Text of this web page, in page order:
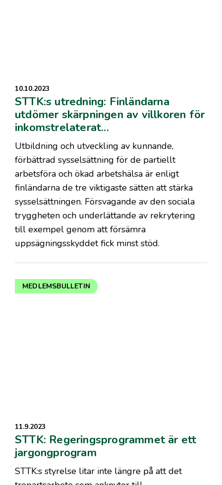
10.10.2023
STTK:s utredning: Finländarna
utdömer skärpningen av villkoren för
inkomstrelaterat...
Utbildning och utveckling av kunnande,
förbättrad sysselsättning för de partiellt
arbetsföra och ökad arbetshälsa är enligt
finländarna de tre viktigaste sätten att stärka
sysselsättningen. Försvagande av den sociala
tryggheten och underlättande av rekrytering
till exempel genom att försämra
uppsägningsskyddet fick minst stöd.
MEDLEMSBULLETIN
11.9.2023
STTK: Regeringsprogrammet är ett
jargongprogram
STTK:s styrelse litar inte längre på att det